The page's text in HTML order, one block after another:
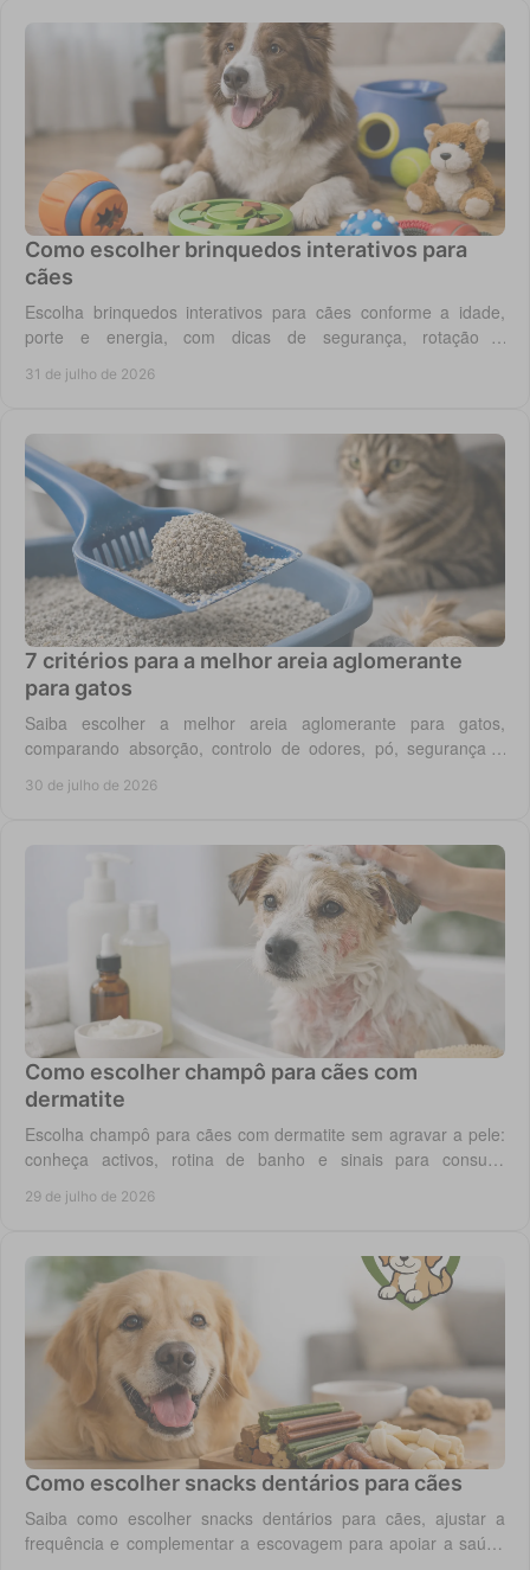
Como escolher brinquedos interativos para
cães
Escolha brinquedos interativos para cães conforme a idade,
porte e energia, com dicas de segurança, rotação e
31 de julho de 2026
7 critérios para a melhor areia aglomerante
para gatos
Saiba escolher a melhor areia aglomerante para gatos,
comparando absorção, controlo de odores, pó, segurança e
30 de julho de 2026
Como escolher champô para cães com
dermatite
Escolha champô para cães com dermatite sem agravar a pele:
conheça activos, rotina de banho e sinais para consulta
29 de julho de 2026
Como escolher snacks dentários para cães
Saiba como escolher snacks dentários para cães, ajustar a
frequência e complementar a escovagem para apoiar a saúde